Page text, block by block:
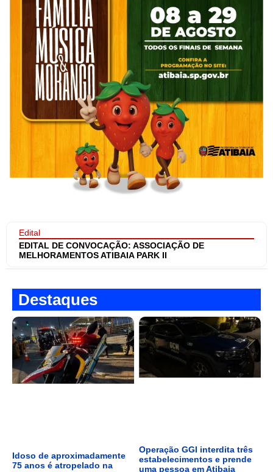
Edital
EDITAL DE CONVOCAÇÃO: ASSOCIAÇÃO DE
MELHORAMENTOS ATIBAIA PARK II
Destaques
Idoso de aproximadamente
75 anos é atropelado na
Operação GGI interdita três
estabelecimentos e prende
uma pessoa em Atibaia